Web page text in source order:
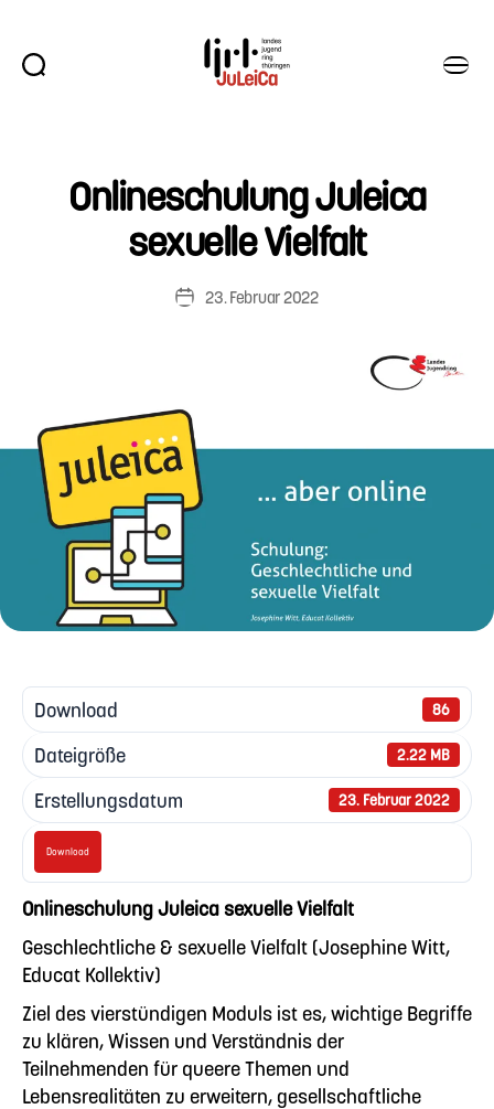
Onlineschulung Juleica
sexuelle Vielfalt
Veröffentlichungsdatum
23. Februar 2022
Download 86
Dateigröße 2.22 MB
Erstellungsdatum 23. Februar 2022
Download
Onlineschulung Juleica sexuelle Vielfalt
Geschlechtliche & sexuelle Vielfalt (Josephine Witt,
Educat Kollektiv)
Ziel des vierstündigen Moduls ist es, wichtige Begriffe
zu klären, Wissen und Verständnis der
Teilnehmenden für queere Themen und
Lebensrealitäten zu erweitern, gesellschaftliche